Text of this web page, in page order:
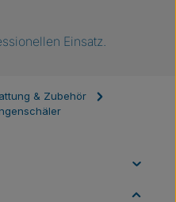
Einsatz.
& Zubehör